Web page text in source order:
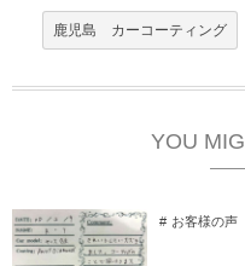
鹿児島 カーコーティング
YOU
お客様の声